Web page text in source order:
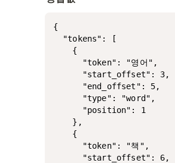
{
  "tokens": [
    {
      "token": "영어",
      "start_offset": 3,
      "end_offset": 5,
      "type": "word",
      "position": 1
    },
    {
      "token": "책",
      "start_offset": 6,